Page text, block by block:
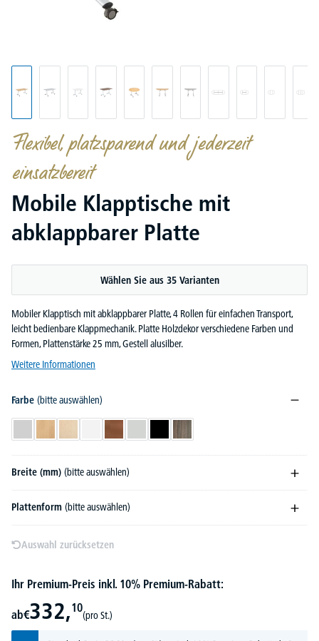
Flexibel, platzsparend und jederzeit
einsatzbereit
Mobile Klapptische mit
abklappbarer Platte
Wählen Sie aus 35 Varianten
Mobiler Klapptisch mit abklappbarer Platte, 4 Rollen für einfachen Transport,
leicht bedienbare Klappmechanik. Platte Holzdekor verschiedene Farben und
Formen, Plattenstärke 25 mm, Gestell alusilber.
Weitere Informationen
Farbe (bitte auswählen)
Breite (mm) (bitte auswählen)
Plattenform (bitte auswählen)
Auswahl zurücksetzen
Ihr Premium-Preis inkl. 10% Premium-Rabatt:
ab€332,10
(pro St.)